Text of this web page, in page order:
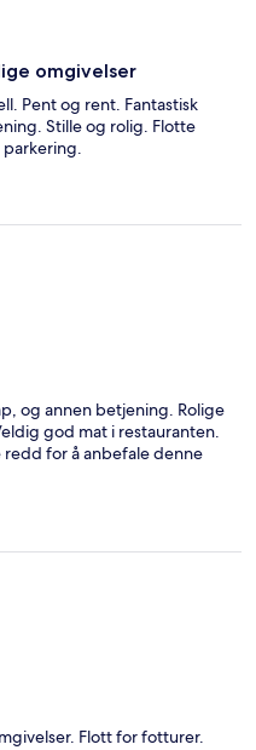
omgivelser
Pent og rent. Fantastisk
Stille og rolig. Flotte
og annen betjening. Rolige
god mat i restauranten.
for å anbefale denne
Flott for fotturer.